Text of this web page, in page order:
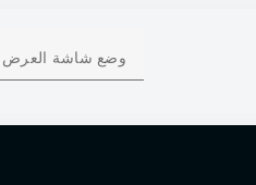
وضع شاشة العرض